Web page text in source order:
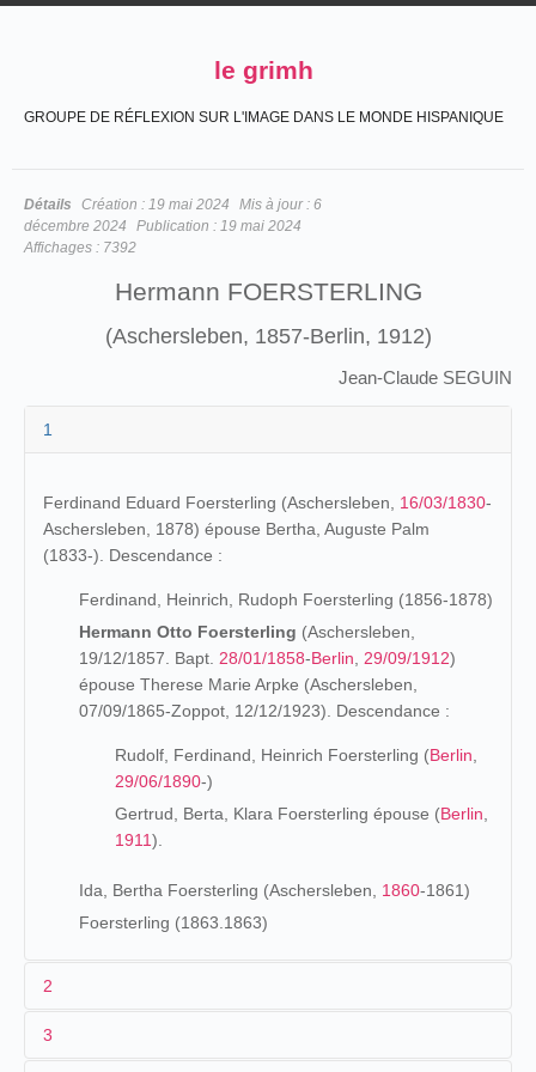
le grimh
GROUPE DE RÉFLEXION SUR L'IMAGE DANS LE MONDE HISPANIQUE
Détails Création : 19 mai 2024 Mis à jour : 6
décembre 2024
Publication : 19 mai 2024
Affichages : 7392
Hermann FOERSTERLING
(Aschersleben, 1857-Berlin, 1912)
Jean-Claude SEGUIN
1
Ferdinand Eduard Foersterling (Aschersleben, 16/03/1830-
Aschersleben, 1878) épouse Bertha, Auguste Palm
(1833-). Descendance :
Ferdinand, Heinrich, Rudoph Foersterling (1856-1878)
Hermann Otto Foersterling (Aschersleben,
19/12/1857. Bapt. 28/01/1858-Berlin 29/09/1912)
épouse Therese Marie Arpke (Aschersleben,
07/09/1865-Zoppot, 12/12/1923). Descendance :
Rudolf, Ferdinand, Heinrich Foersterling (Berlin
29/06/1890-)
Gertrud, Berta, Klara Foersterling épouse (Berlin
1911).
Ida, Bertha Foersterling (Aschersleben, 1860-1861)
Foersterling (1863.1863)
2
3